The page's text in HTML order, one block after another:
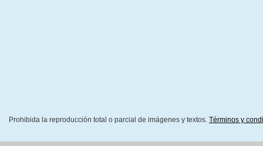
Prohibida la reproducción total o parcial de imágenes y textos. Términos y